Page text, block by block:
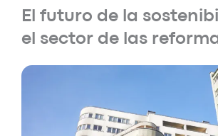
El futuro de la
el sector de las